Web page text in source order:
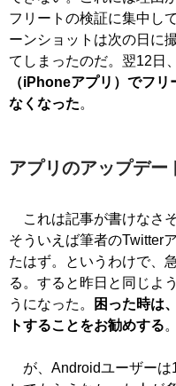
フリートの検証に集中し
ーンショットは次の日
てしまったのだ。翌12日、
（iPhoneアプリ）でフ
なくなった。
アプリのアップデー
これは記事が書けなさ
そういえば筆者のTwitter
たはず。というわけで、
る。すると昨日と同じよ
うになった。
困った時は
トすることをお勧めする。
が、Androidユーザーは